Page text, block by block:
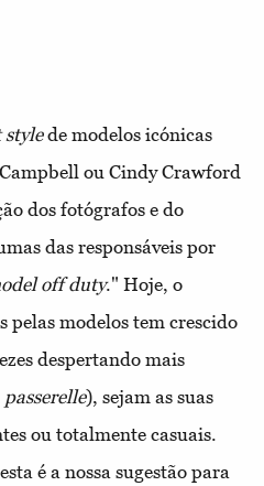
stylede modelos icónicas
ou Cindy Crawford
dos fotógrafos e do
das responsáveis por
off duty." Hoje, o
pelas modelos tem crescido
despertando mais
passerelle), sejam as suas
ou totalmente casuais.
é a nossa sugestão para